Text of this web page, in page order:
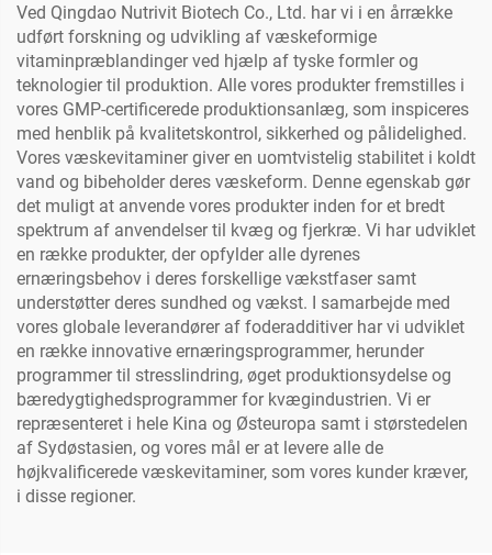
Ved Qingdao Nutrivit Biotech Co., Ltd. har vi i en årrække
udført forskning og udvikling af væskeformige
vitaminpræblandinger ved hjælp af tyske formler og
teknologier til produktion. Alle vores produkter fremstilles i
vores GMP-certificerede produktionsanlæg, som inspiceres
med henblik på kvalitetskontrol, sikkerhed og pålidelighed.
Vores væskevitaminer giver en uomtvistelig stabilitet i koldt
vand og bibeholder deres væskeform. Denne egenskab gør
det muligt at anvende vores produkter inden for et bredt
spektrum af anvendelser til kvæg og fjerkræ. Vi har udviklet
en række produkter, der opfylder alle dyrenes
ernæringsbehov i deres forskellige vækstfaser samt
understøtter deres sundhed og vækst. I samarbejde med
vores globale leverandører af foderadditiver har vi udviklet
en række innovative ernæringsprogrammer, herunder
programmer til stresslindring, øget produktionsydelse og
bæredygtighedsprogrammer for kvægindustrien. Vi er
repræsenteret i hele Kina og Østeuropa samt i størstedelen
af Sydøstasien, og vores mål er at levere alle de
højkvalificerede væskevitaminer, som vores kunder kræver,
i disse regioner.